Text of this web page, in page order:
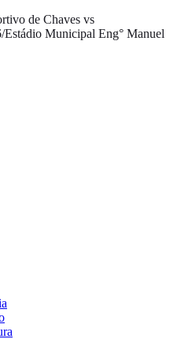
de Chaves vs
/Estádio Municipal Eng° Manuel